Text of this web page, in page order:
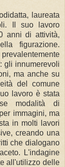
laureata
Il suo lavoro
anni di attività,
figurazione.
gli innumerevoli
ma anche su
del comune
lavoro è stata
modalità di
immagini, ma
in molti lavori
creando una
che dialogano
L'indagine
all'utilizzo delle